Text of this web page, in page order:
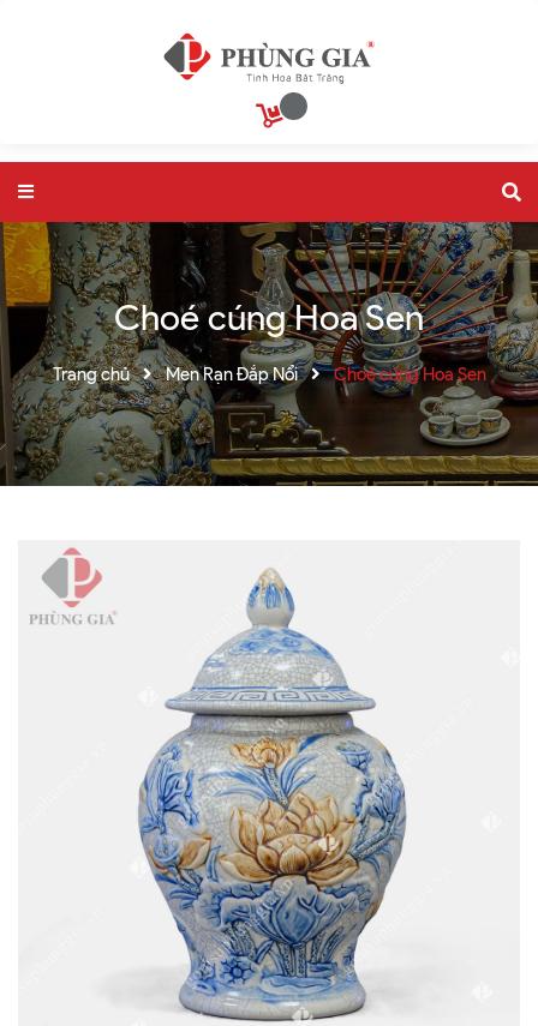
Choé cúng Hoa Sen
Trang chủ Men Rạn Đắp Nổi Choé cúng Hoa Sen